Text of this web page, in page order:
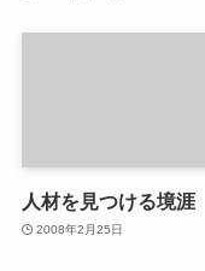
人材を見つける境涯
2008年2月25日